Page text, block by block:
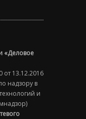
«Деловое
от 13.12.2016
надзору в
и